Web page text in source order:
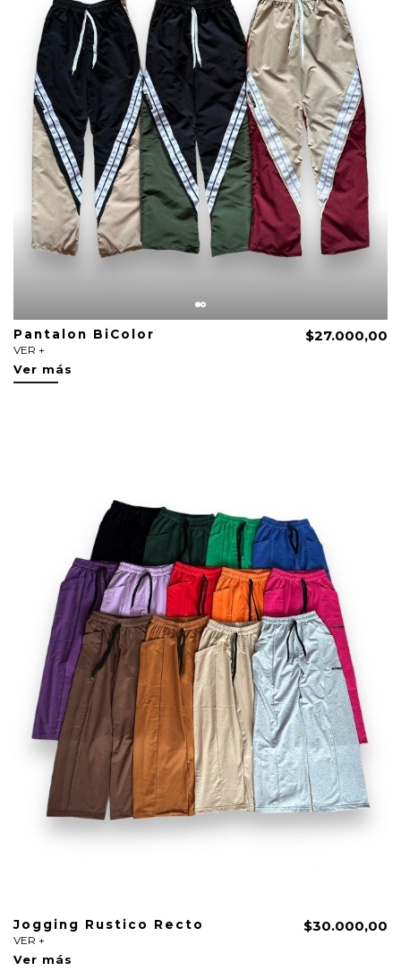
Pantalon BiColor
VER +
$27.000,00
Ver más
Jogging Rustico Recto
VER +
$30.000,00
Ver más